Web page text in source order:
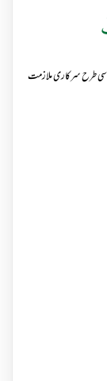
طرح سرکاری ملازمت